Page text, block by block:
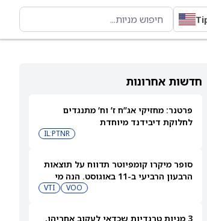
חדשות אחרונות
פרטנר: מחזיקי אג”ח ז’ וח’ מתנגדים
לחלוקת דיבידנד מיוחדת
IL:PTNR
סופר מיקרו קומפיוטר תדווח על תוצאות
הרבעון הרביעי ב-11 באוגוסט. הנה מי
VOO
VTI
3 מניות טרנדיות שכדאי לעקוב אחריהן,